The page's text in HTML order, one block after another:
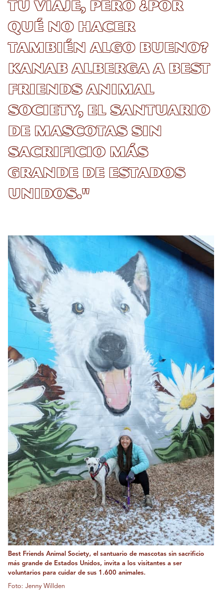
tu viaje, pero ¿por
qué no hacer
también algo bueno?
Kanab alberga a Best
Friends Animal
Society, el santuario
de mascotas sin
sacrificio más
grande de Estados
Unidos."
Best Friends Animal Society, el santuario de mascotas sin sacrificio
más grande de Estados Unidos, invita a los visitantes a ser
voluntarios para cuidar de sus 1.600 animales.
Foto: Jenny Willden